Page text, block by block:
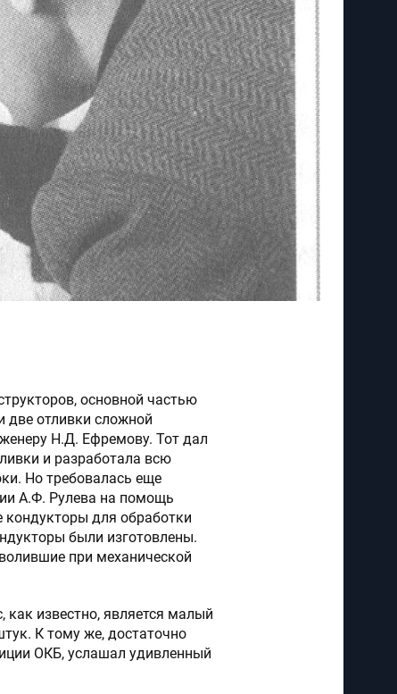
основной частью
две отливки сложной
Н.Д. Ефремову. Тот дал
и разработала всю
Но требовалась еще
А.Ф. Рулева на помощь
кондукторы для обработки
были изготовлены.
при механической
как известно, является малый
К тому же, достаточно
ОКБ, услашал удивленный